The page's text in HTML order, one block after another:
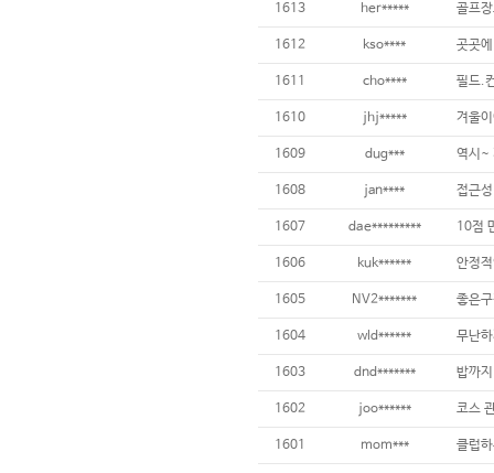
1613 her*****
1612 kso****
1611 cho****
1610 jhj***** 겨울
1609 dug***
1608 jan****
1607 dae********* 10점
1606 kuk****** 안정
1605 NV2******* 좋은
1604 wld****** 무난
1603 dnd******* 밥까
1602 joo******
1601 mom***